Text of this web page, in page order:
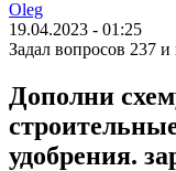
Oleg
19.04.2023 - 01:25
Задал вопросов 237 и
Дополни
удобрения.